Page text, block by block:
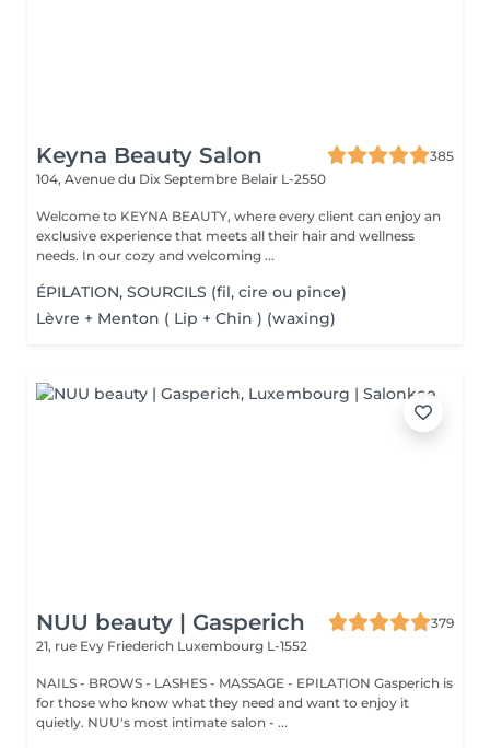
Keyna Beauty Salon
385
104, Avenue du Dix Septembre Belair L-2550
Welcome to KEYNA BEAUTY, where every client can enjoy an
exclusive experience that meets all their hair and wellness
needs. In our cozy and welcoming ...
ÉPILATION, SOURCILS (fil, cire ou pince)
Lèvre + Menton ( Lip + Chin ) (waxing)
NUU beauty | Gasperich
379
21, rue Evy Friederich Luxembourg L-1552
NAILS - BROWS - LASHES - MASSAGE - EPILATION Gasperich is
for those who know what they need and want to enjoy it
quietly. NUU's most intimate salon - ...